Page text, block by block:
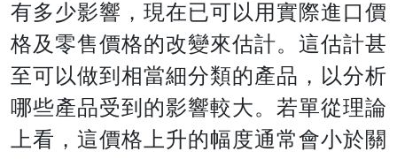
有多少影響，現在已可以用實際進口價
格及零售價格的改變來估計。這估計甚
至可以做到相當細分類的產品，以分析
哪些產品受到的影響較大。若單從理論
上看，這價格上升的幅度通常會小於關